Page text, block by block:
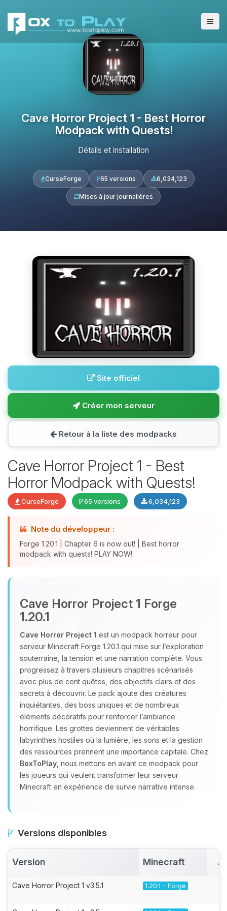
Cave Horror Project 1 - Best Horror
Modpack with Quests!
Détails et installation
CurseForge 65 versions 6,034,123
Mises à jour journalières
Site officiel
Créer mon serveur
Retour à la liste des modpacks
Cave Horror Project 1 - Best
Horror Modpack with Quests!
CurseForge 65 versions 6,034,123
Note du développeur :
Forge 1.20.1 | Chapter 6 is now out! | Best horror
modpack with quests! PLAY NOW!
Cave Horror Project 1 Forge
1.20.1
Cave Horror Project 1 est un modpack horreur pour
serveur Minecraft Forge 1.20.1 qui mise sur l’exploration
souterraine, la tension et une narration complète. Vous
progressez à travers plusieurs chapitres scénarisés
avec plus de cent quêtes, des objectifs clairs et des
secrets à découvrir. Le pack ajoute des créatures
inquiétantes, des boss uniques et de nombreux
éléments décoratifs pour renforcer l’ambiance
horrifique. Les grottes deviennent de véritables
labyrinthes hostiles où la lumière, les sons et la gestion
des ressources prennent une importance capitale. Chez
BoxToPlay , nous mettons en avant ce modpack pour
les joueurs qui veulent transformer leur serveur
Minecraft en expérience de survie narrative intense.
Versions disponibles
Version Minecraft
Cave Horror Project 1 v3.5.1 1.20.1 - Forge
assistant BoxToPlay. Dis-moi ce dont
tu as besoin et je vais remuer mes
08/08/2026 à 14:00